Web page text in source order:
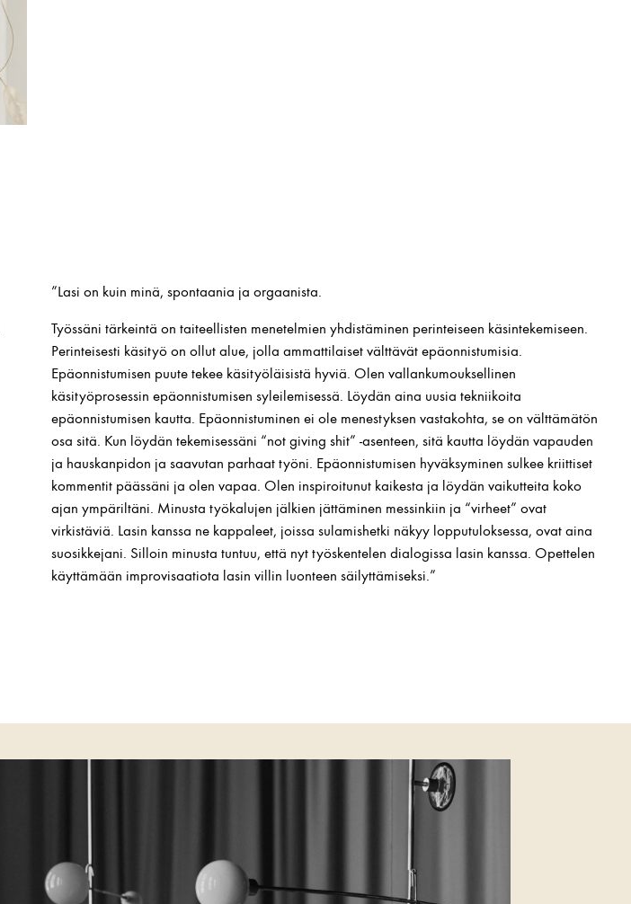
”Lasi on kuin minä, spontaania ja orgaanista.
Työssäni tärkeintä on taiteellisten menetelmien yhdistäminen perinteiseen käsintekemiseen.
Perinteisesti käsityö on ollut alue, jolla ammattilaiset välttävät epäonnistumisia.
Epäonnistumisen puute tekee käsityöläisistä hyviä. Olen vallankumouksellinen
käsityöprosessin epäonnistumisen syleilemisessä. Löydän aina uusia tekniikoita
epäonnistumisen kautta. Epäonnistuminen ei ole menestyksen vastakohta, se on välttämätön
osa sitä. Kun löydän tekemisessäni “not giving shit” -asenteen, sitä kautta löydän vapauden
ja hauskanpidon ja saavutan parhaat työni. Epäonnistumisen hyväksyminen sulkee kriittiset
kommentit päässäni ja olen vapaa. Olen inspiroitunut kaikesta ja löydän vaikutteita koko
ajan ympäriltäni. Minusta työkalujen jälkien jättäminen messinkiin ja “virheet” ovat
virkistäviä. Lasin kanssa ne kappaleet, joissa sulamishetki näkyy lopputuloksessa, ovat aina
suosikkejani. Silloin minusta tuntuu, että nyt työskentelen dialogissa lasin kanssa. Opettelen
käyttämään improvisaatiota lasin villin luonteen säilyttämiseksi.”